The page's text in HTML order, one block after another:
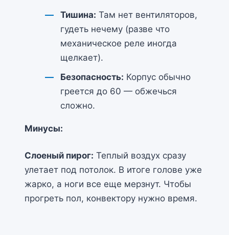
Тишина: Там нет вентиляторов,
гудеть нечему (разве что
механическое реле иногда
щелкает).
Безопасность: Корпус обычно
греется до 60 — обжечься
сложно.
Минусы:
Слоеный пирог: Теплый воздух сразу
улетает под потолок. В итоге голове уже
жарко, а ноги все еще мерзнут. Чтобы
прогреть пол, конвектору нужно время.